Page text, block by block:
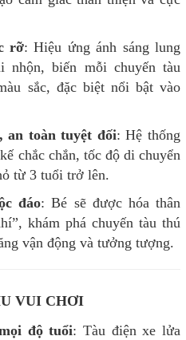
rỡ: Hiệu ứng ánh sáng lung
nhộn, biến mỗi chuyến tàu
sắc, đặc biệt nổi bật vào
an toàn tuyệt đối: Hệ thống
chắc chắn, tốc độ di chuyển
từ 3 tuổi trở lên.
đáo: Bé sẽ được hóa thân
khám phá chuyến tàu thú
vận động và tưởng tượng.
VUI CHƠI
độ tuổi: Tàu điện xe lửa